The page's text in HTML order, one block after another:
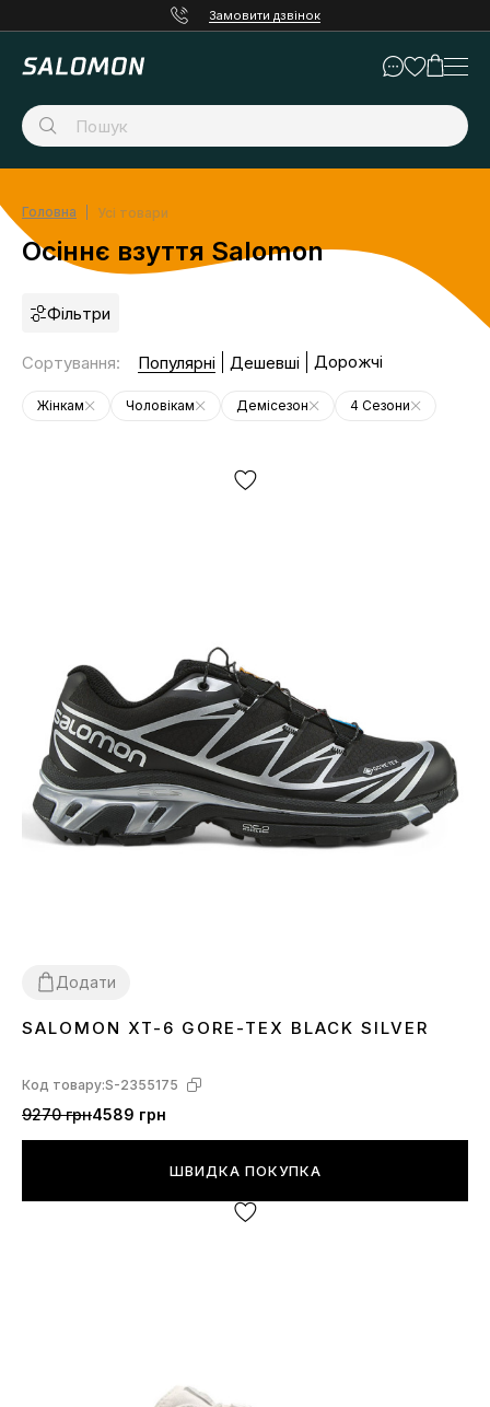
Замовити дзвінок
Головна Усі товари
Осіннє взуття Salomon
Фільтри
Сортування: Популярні Дешевші Дорожчі
Жінкам Чоловікам Демісезон 4 Сезони
Додати
3637 38 394041 42 43 4445
SALOMON XT-6 GORE-TEX BLACK SILVER
Код товару:S-2355175
9270 грн4589 грн
ШВИДКА ПОКУПКА